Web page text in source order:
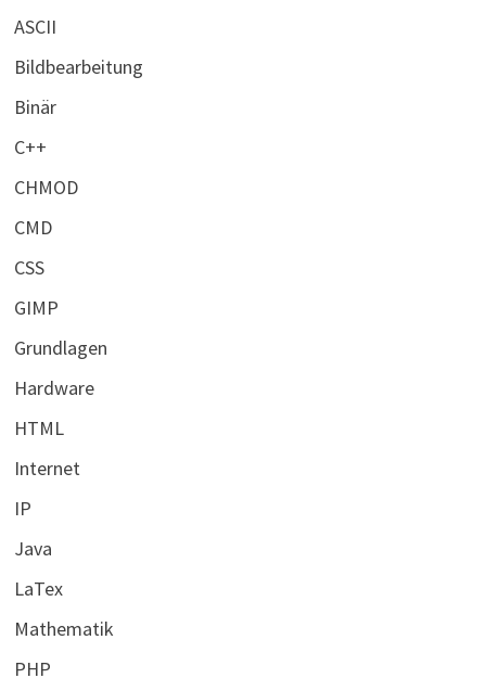
ASCII
Bildbearbeitung
Binär
C++
CHMOD
CMD
CSS
GIMP
Grundlagen
Hardware
HTML
Internet
IP
Java
LaTex
Mathematik
PHP